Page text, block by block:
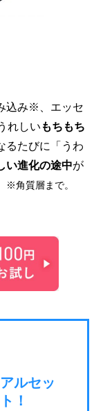
込み※
、エッセ
れしい もちもち
るたびに「うわ
い進化の途中が
※角質層まで。
ルセッ
！